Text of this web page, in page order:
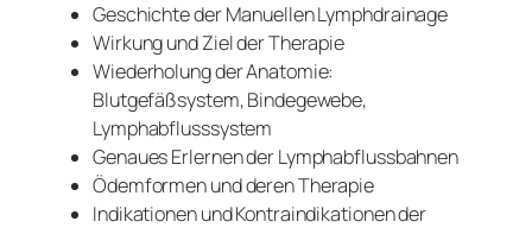
Geschichte der Manuellen Lymphdrainage
Wirkung und Ziel der Therapie
Wiederholung der Anatomie:
Blutgefäßsystem, Bindegewebe,
Lymphabflusssystem
Genaues Erlernen der Lymphabflussbahnen
Ödemformen und deren Therapie
Indikationen und Kontraindikationen der